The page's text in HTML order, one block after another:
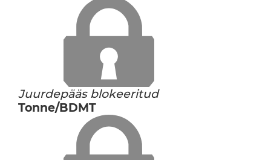
Juurdepääs blokeeritud
Tonne/BDMT